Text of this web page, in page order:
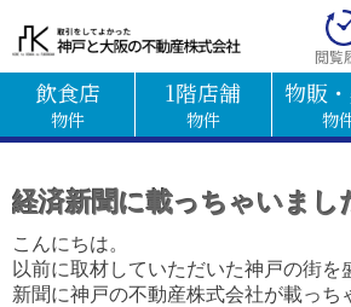
閲覧
飲食店
物件
1階店舗
物件
物販
物
経済新聞に載っちゃいま
こんにちは。
以前に取材していただいた神戸の街を
新聞に神戸の不動産株式会社が載っ